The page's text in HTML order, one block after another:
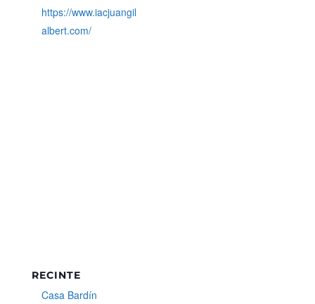
https://www.iacjuangil
albert.com/
RECINTE
Casa Bardín